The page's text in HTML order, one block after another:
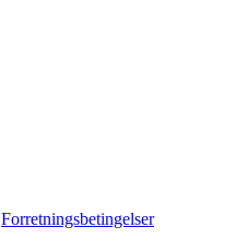
Forretningsbetingelser